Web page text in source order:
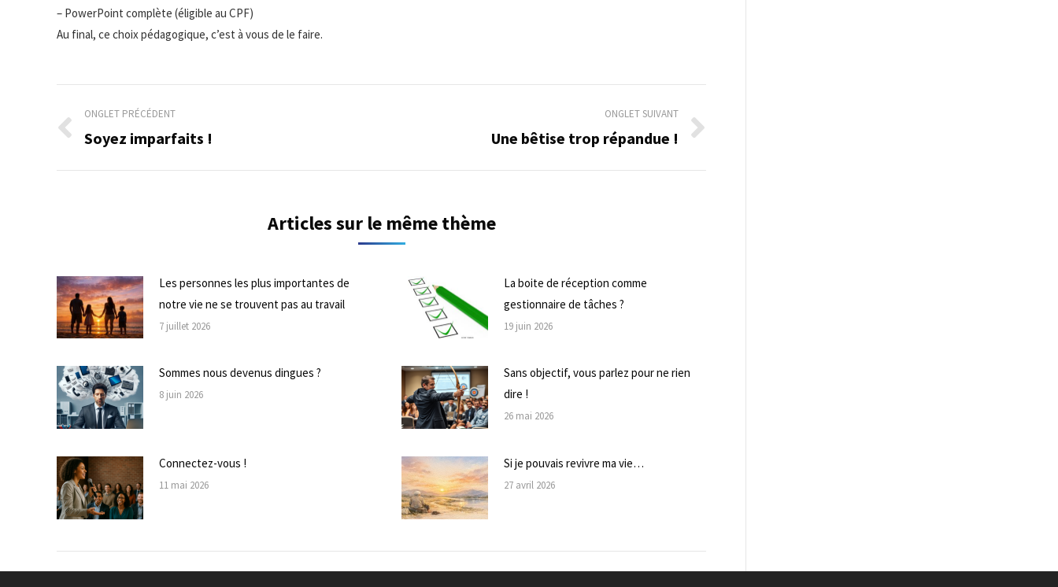
– PowerPoint complète (éligible au CPF)
Au final, ce choix pédagogique, c’est à vous de le faire.
Navigation
de
commentaire
ONGLET PRÉCÉDENT
Onglet
Soyez imparfaits !
ONGLET SUIVANT
Une bêtise trop répandue !
Articles sur le même thème
Les personnes les plus importantes de
notre vie ne se trouvent pas au travail
7 juillet 2026
La boite de réception comme
gestionnaire de tâches ?
19 juin 2026
Sommes nous devenus dingues ?
8 juin 2026
Sans objectif, vous parlez pour ne rien
dire !
26 mai 2026
Connectez-vous !
11 mai 2026
Si je pouvais revivre ma vie…
27 avril 2026